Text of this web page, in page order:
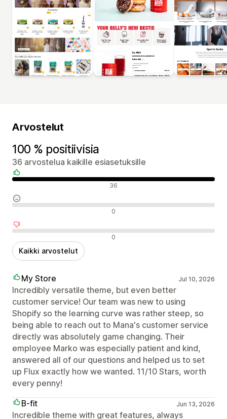
Arvostelut
100 % positiivisia
36 arvostelua kaikille esiasetuksille
Positiiviset arvostelut 36
Neutraalit arvostelut 0
Negatiiviset arvostelut 0
Kaikki arvostelut
My Store Jul 10, 2026
Incredibly versatile theme, but even better
customer service! Our team was new to using
Shopify so the learning curve was rather steep, so
being able to reach out to Mana's customer service
directly was absolutely game changing. Their
employee Marko was especially patient and kind,
answered all of our questions and helped us to set
up Flux exactly how we wanted. 11/10 Stars, worth
every penny!
B-fit
Jun 13, 2026
Incredible theme with great features, always